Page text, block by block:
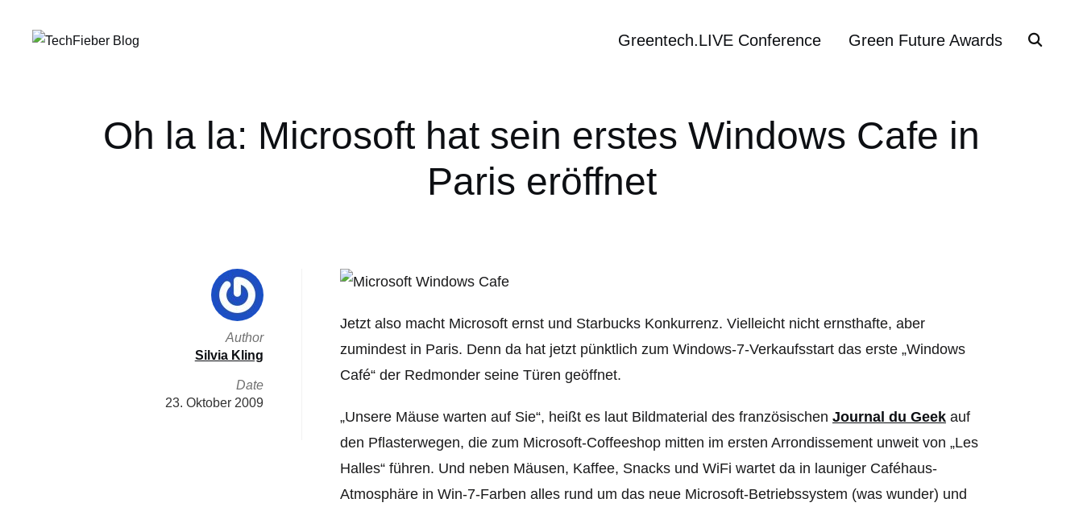
Greentech.LIVE Conference Green Future Awards
Oh la la: Microsoft hat sein erstes Windows Cafe in
Paris eröffnet
Jetzt also macht Microsoft ernst und Starbucks Konkurrenz. Vielleicht nicht ernsthafte, aber
zumindest in Paris. Denn da hat jetzt pünktlich zum Windows-7-Verkaufsstart das erste „Windows
Café“ der Redmonder seine Türen geöffnet.
„Unsere Mäuse warten auf Sie“, heißt es laut Bildmaterial des französischen Journal du Geek auf
den Pflasterwegen, die zum Microsoft-Coffeeshop mitten im ersten Arrondissement unweit von „Les
Halles“ führen. Und neben Mäusen, Kaffee, Snacks und WiFi wartet da in launiger Caféhaus-
Atmosphäre in Win-7-Farben alles rund um das neue Microsoft-Betriebssystem (was wunder) und
Author
Silvia Kling
Date
23. Oktober 2009